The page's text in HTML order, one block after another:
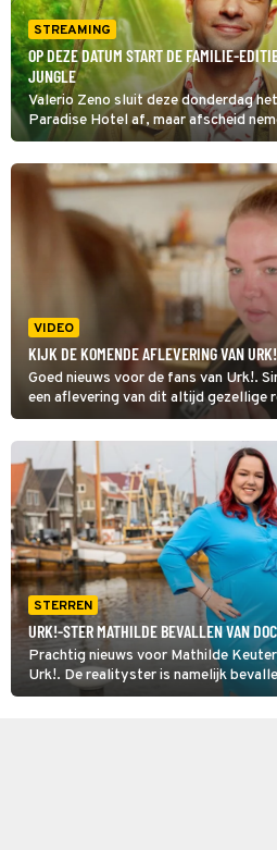
STREAMING
OP DEZE DATUM START DE FAMILIE-
JUNGLE
Valerio Zeno sluit deze donderdag
Paradise Hotel af, maar afscheid
startdatum van de door hem
Echte Meisjes in de Jungle is
VIDEO
KIJK DE KOMENDE AFLEVERING VAN
Goed nieuws voor de fans van Urk!.
een aflevering van dit altijd gezellige
gratis vooruit te kijken.
STERREN
URK!-STER MATHILDE BEVALLEN VAN
Prachtig nieuws voor Mathilde
Urk!. De realityster is namelijk
slechts een paar maanden nadat